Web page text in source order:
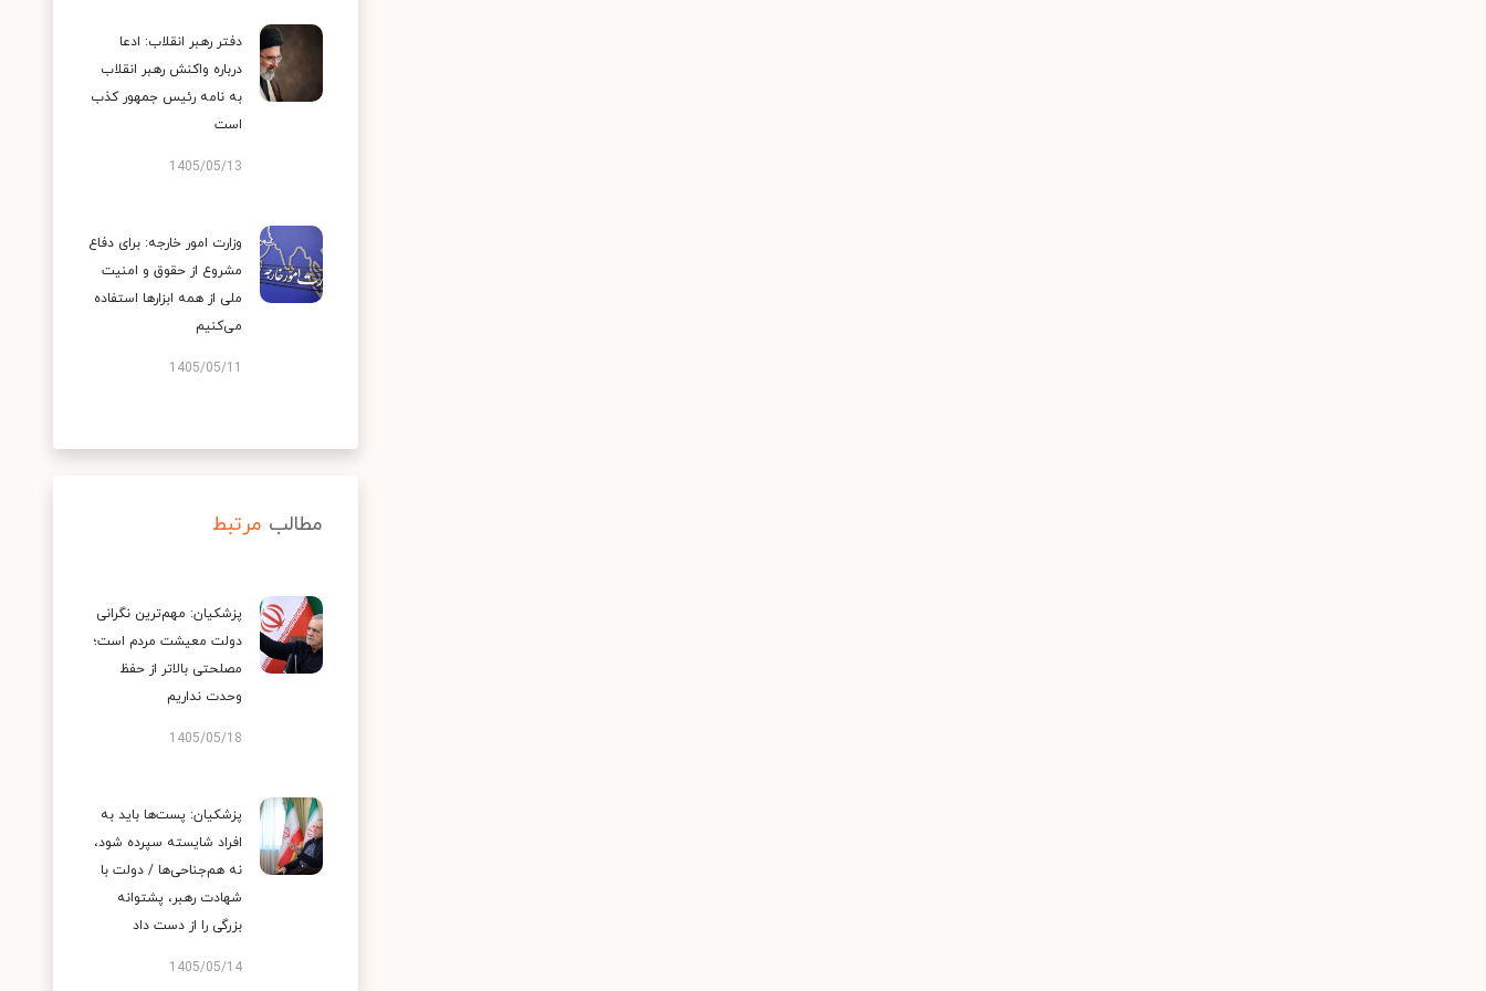
دفتر رهبر انقلاب: ادعا
درباره واکنش رهبر انقلاب
به نامه رئیس جمهور کذب
است
1405/05/13
وزارت امور خارجه: برای دفاع
مشروع از حقوق و امنیت
ملی از همه ابزارها استفاده
می‌کنیم
1405/05/11
مطالب مرتبط
پزشکیان: مهم‌ترین نگرانی
دولت معیشت مردم است؛
مصلحتی بالاتر از حفظ
وحدت نداریم
1405/05/18
پزشکیان: پست‌ها باید به
افراد شایسته سپرده شود،
نه هم‌جناحی‌ها / دولت با
شهادت رهبر، پشتوانه
بزرگی را از دست داد
1405/05/14